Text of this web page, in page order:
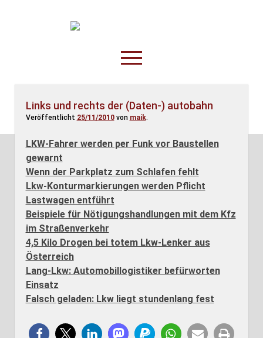
TruckOnline.de
open
menu
Anderswo
Spesenliste
Disposition
Links und rechts der (Daten-) autobahn
Veröffentlicht 25/11/2010von maik.
LKW-Fahrer werden per Funk vor Baustellen
gewarnt
Wenn der Parkplatz zum Schlafen fehlt
Lkw-Konturmarkierungen werden Pflicht
Lastwagen entführt
Beispiele für Nötigungshandlungen mit dem Kfz
im Straßenverkehr
4,5 Kilo Drogen bei totem Lkw-Lenker aus
Österreich
Lang-Lkw: Automobillogistiker befürworten
Einsatz
Falsch geladen: Lkw liegt stundenlang fest